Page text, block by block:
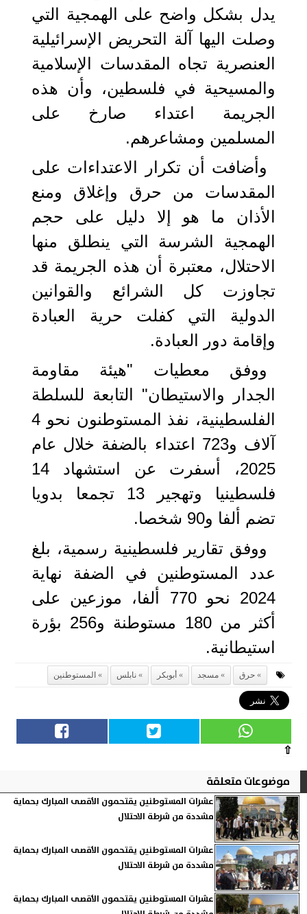
يدل بشكل واضح على الهمجية التي
وصلت اليها آلة التحريض الإسرائيلية
العنصرية تجاه المقدسات الإسلامية
والمسيحية في فلسطين، وأن هذه
الجريمة اعتداء صارخ على
المسلمين ومشاعرهم.
وأضافت أن تكرار الاعتداءات على
المقدسات من حرق وإغلاق ومنع
الأذان ما هو إلا دليل على حجم
الهمجية الشرسة التي ينطلق منها
الاحتلال، معتبرة أن هذه الجريمة قد
تجاوزت كل الشرائع والقوانين
الدولية التي كفلت حرية العبادة
وإقامة دور العبادة.
ووفق معطيات "هيئة مقاومة
الجدار والاستيطان" التابعة للسلطة
الفلسطينية، نفذ المستوطنون نحو 4
آلاف و723 اعتداء بالضفة خلال عام
2025، أسفرت عن استشهاد 14
فلسطينيا وتهجير 13 تجمعا بدويا
تضم ألفا و90 شخصا.
ووفق تقارير فلسطينية رسمية، بلغ
عدد المستوطنين في الضفة نهاية
2024 نحو 770 ألفا، موزعين على
أكثر من 180 مستوطنة و256 بؤرة
استيطانية.
حرق مسجد أبوبكر نابلس المستوطنين
⇧
موضوعات متعلقة
عشرات المستوطنين يقتحمون الأقصى المبارك بحماية
مشددة من شرطة الاحتلال
عشرات المستوطنين يقتحمون الأقصى المبارك بحماية
مشددة من شرطة الاحتلال
عشرات المستوطنين يقتحمون الأقصى المبارك بحماية